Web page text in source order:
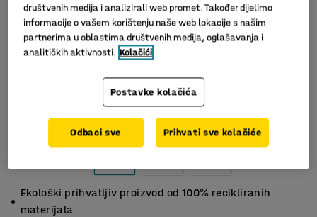
Ekološki prihvatljiv proizvod od 100% recikliranih
materijala
društvenih medija i analizirali web promet. Također dijelimo
informacije o vašem korištenju naše web lokacije s našim
partnerima u oblastima društvenih medija, oglašavanja i
analitičkih aktivnosti. Kolačići
Postavke kolačića
Odbaci sve Prihvati sve kolačiće